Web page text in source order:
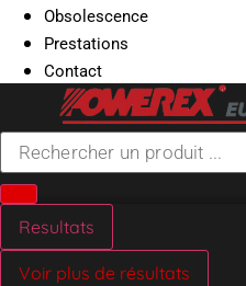
Obsolescence
Prestations
Contact
Search
Resultats
Voir plus de résultats